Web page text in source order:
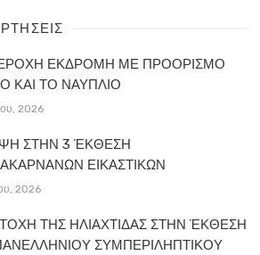
ΕΚΔΡΟΜΗ ΜΕ ΠΡΟΟΡΙΣΜΟ
ΚΑΙ ΤΟ ΝΑΥΠΛΙΟ
2026
ΣΤΗΝ 3 ΈΚΘΕΣΗ
ΕΙΚΑΣΤΙΚΩΝ
2026
ΤΗΣ ΗΛΙΑΧΤΙΔΑΣ ΣΤΗΝ ΈΚΘΕΣΗ
ΣΥΜΠΕΡΙΛΗΠΤΙΚΟΥ